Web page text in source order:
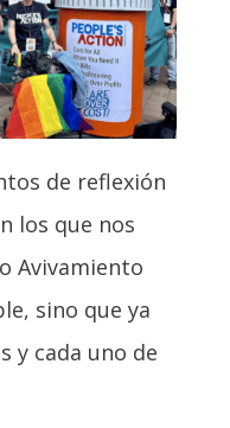
de reflexión
los que nos
Avivamiento
sino que ya
y cada uno de